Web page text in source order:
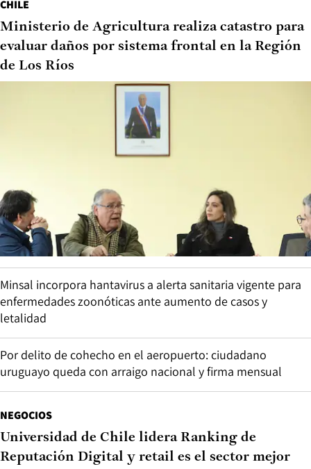
CHILE
Ministerio de Agricultura realiza catastro para
evaluar daños por sistema frontal en la Región
de Los Ríos
Minsal incorpora hantavirus a alerta sanitaria vigente para
enfermedades zoonóticas ante aumento de casos y
letalidad
Por delito de cohecho en el aeropuerto: ciudadano
uruguayo queda con arraigo nacional y firma mensual
NEGOCIOS
Universidad de Chile lidera Ranking de
Reputación Digital y retail es el sector mejor